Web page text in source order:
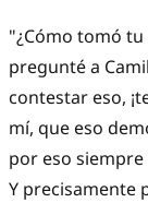
"¿Cómo tomó
pregunté a
contestar eso,
mí, que eso
por eso
Y precisamente